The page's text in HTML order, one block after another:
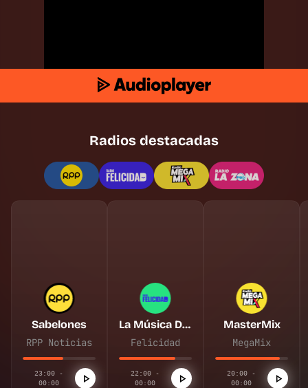
Radios destacadas
Sabelones
RPP Noticias
23:00 -
00:00
La Música De Tu Vida
Felicidad
22:00 -
00:00
MasterMix
MegaMix
20:00 -
00:00